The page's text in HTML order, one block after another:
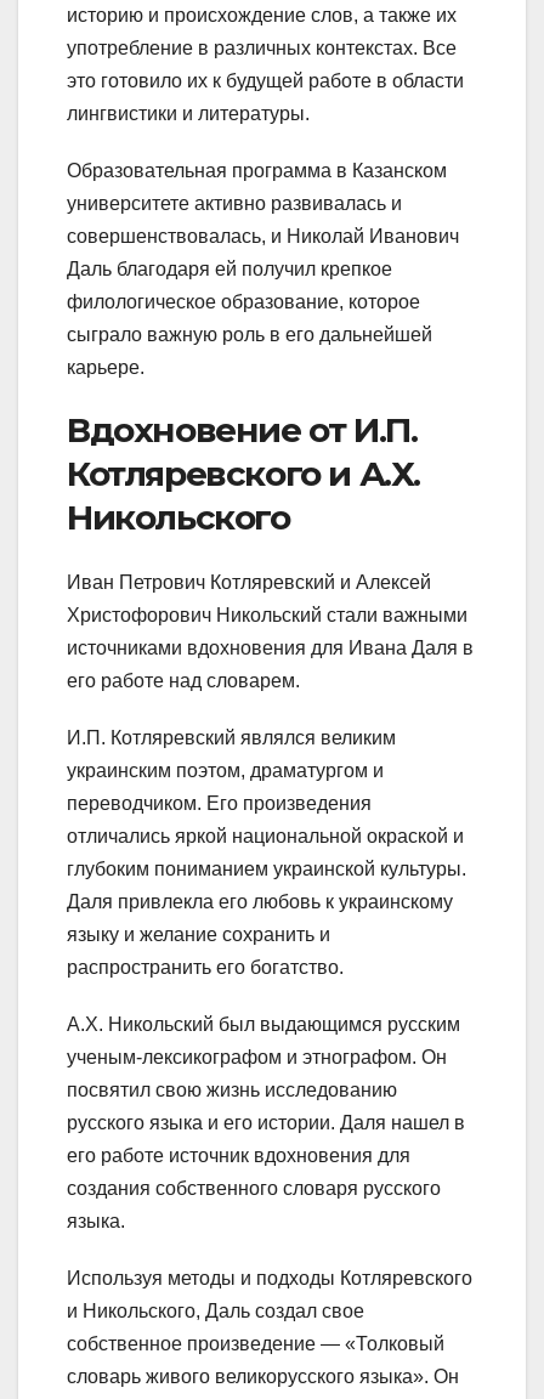
историю и происхождение слов, а также их
употребление в различных контекстах. Все
это готовило их к будущей работе в области
лингвистики и литературы.
Образовательная программа в Казанском
университете активно развивалась и
совершенствовалась, и Николай Иванович
Даль благодаря ей получил крепкое
филологическое образование, которое
сыграло важную роль в его дальнейшей
карьере.
Вдохновение от И.П.
Котляревского и А.Х.
Никольского
Иван Петрович Котляревский и Алексей
Христофорович Никольский стали важными
источниками вдохновения для Ивана Даля в
его работе над словарем.
И.П. Котляревский являлся великим
украинским поэтом, драматургом и
переводчиком. Его произведения
отличались яркой национальной окраской и
глубоким пониманием украинской культуры.
Даля привлекла его любовь к украинскому
языку и желание сохранить и
распространить его богатство.
А.Х. Никольский был выдающимся русским
ученым-лексикографом и этнографом. Он
посвятил свою жизнь исследованию
русского языка и его истории. Даля нашел в
его работе источник вдохновения для
создания собственного словаря русского
языка.
Используя методы и подходы Котляревского
и Никольского, Даль создал свое
собственное произведение — «Толковый
словарь живого великорусского языка». Он